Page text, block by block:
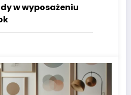
w wyposażeniu